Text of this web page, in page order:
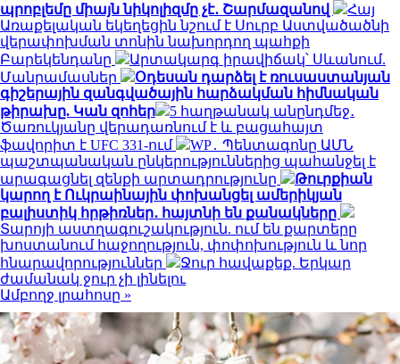
պրոբլեմը միայն նիկոլիզմը չէ․ Շարմազանով
Հայ
Առաքելական եկեղեցին նշում է Սուրբ Աստվածածնի
վերափոխման տոնին նախորդող պահքի
Բարեկենդանը
Արտակարգ իրավիճակ՝ Սևանում.
Մանրամասներ
Օդեսան դարձել է ռուսաստանյան
գիշերային զանգվածային հարձակման հիմնական
թիրախը. Կան զոհեր
5 հաղթանակ անընդմեջ․
Ծառուկյանը վերադառնում է և բացահայտ
ֆավորիտ է UFC 331-ում
WP․ Պենտագոնը ԱՄՆ
պաշտպանական ընկերություններից պահանջել է
արագացնել զենքի արտադրությունը
Թուրքիան
կարող է Ուկրաինային փոխանցել ամերիկյան
բալիստիկ հրթիռներ․ հայտնի են քանակները
Տարոյի աստղագուշակություն. ում են քարտերը
խոստանում հաջողություն, փոփոխություն և նոր
հնարավորություններ
Ջուր հավաքեք. Երկար
ժամանակ ջուր չի լինելու
Ամբողջ լրահոսը »